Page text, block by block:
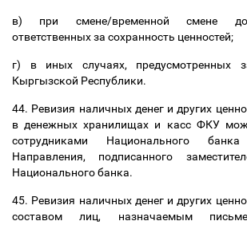
в) при смене/временной смене
ответственных за сохранность ценностей;
г) в иных случаях, предусмотренных
Кыргызской Республики.
44. Ревизия наличных денег и других
в денежных хранилищах и касс ФКУ
сотрудниками Национального
Направления, подписанного
Национального банка.
45. Ревизия наличных денег и других
составом лиц, назначаемым